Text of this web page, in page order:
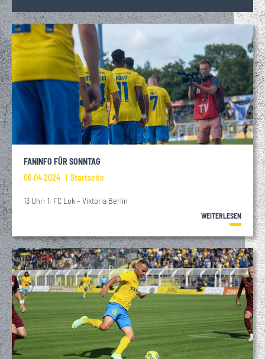
FANINFO FÜR SONNTAG
06.04.2024
Startseite
13 Uhr: 1. FC Lok – Viktoria Berlin
WEITERLESEN